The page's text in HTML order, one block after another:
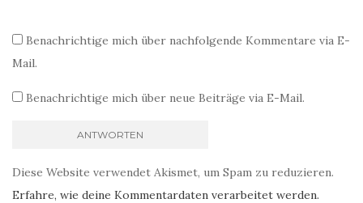
Benachrichtige mich über nachfolgende Kommentare via E-
Mail.
Benachrichtige mich über neue Beiträge via E-Mail.
Diese Website verwendet Akismet, um Spam zu reduzieren.
Erfahre, wie deine Kommentardaten verarbeitet werden.